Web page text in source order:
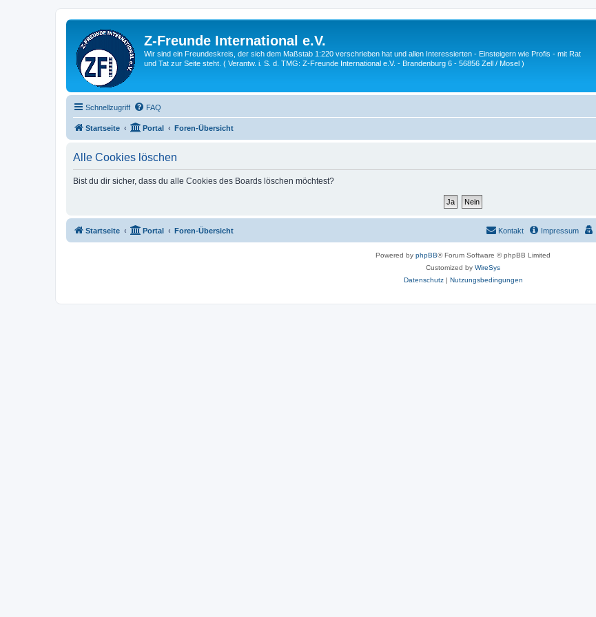
Z-Freunde International e.V.
Wir sind ein Freundeskreis, der sich dem Maßstab 1:220 verschrieben hat und allen Interessierten - Einsteigern wie Profis - mit Rat
und Tat zur Seite steht. ( Verantw. i. S. d. TMG: Z-Freunde International e.V. - Brandenburg 6 - 56856 Zell / Mosel )
Schnellzugriff FAQ
Startseite Portal Foren-Übersicht
Alle Cookies löschen
Bist du dir sicher, dass du alle Cookies des Boards löschen möchtest?
Startseite Portal Foren-Übersicht Impressum
Kontakt
Powered by phpBB® Forum Software © phpBB Limited
Customized by WireSys
Datenschutz| Nutzungsbedingungen